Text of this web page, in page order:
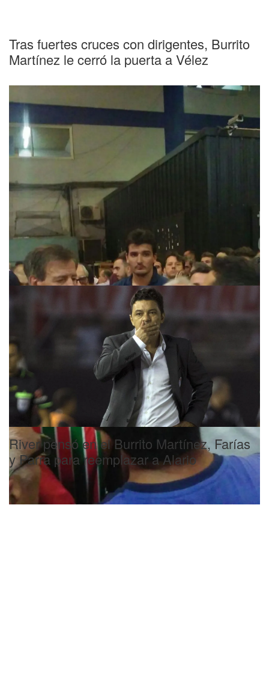
Tras fuertes cruces con dirigentes, Burrito
Martínez le cerró la puerta a Vélez
Vélez: hinchas le pidieron la renuncia a
Gámez y ahora irá por el Burrito Martínez
River pensó en el Burrito Martínez, Farías
y Parra para reemplazar a Alario